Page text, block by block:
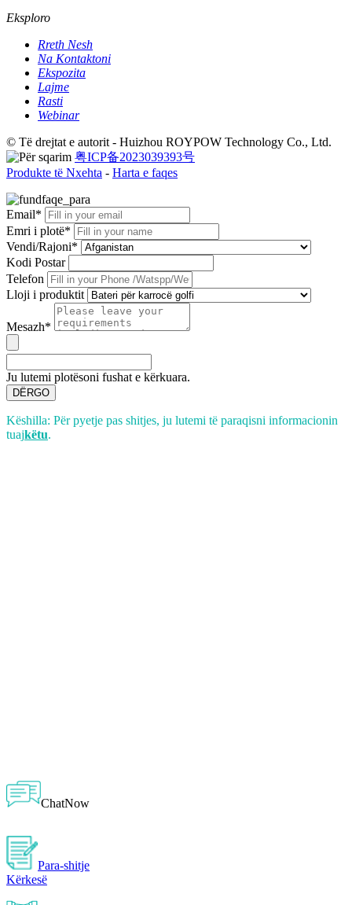
Eksploro
Rreth Nesh
Na Kontaktoni
Ekspozita
Lajme
Rasti
Webinar
© Të drejtat e autorit - Huizhou ROYPOW Technology Co., Ltd.
粤ICP备2023039393号
Produkte të Nxehta - Harta e faqes
Email*
Emri i plotë*
Vendi/Rajoni*
Kodi Postar
Telefon
Lloji i produktit
Mesazh*
Ju lutemi plotësoni fushat e kërkuara.
DËRGO
Këshilla: Për pyetje pas shitjes, ju lutemi të paraqisni informacionin
tuajkëtu.
ChatNow
Para-shitje
Kërkesë